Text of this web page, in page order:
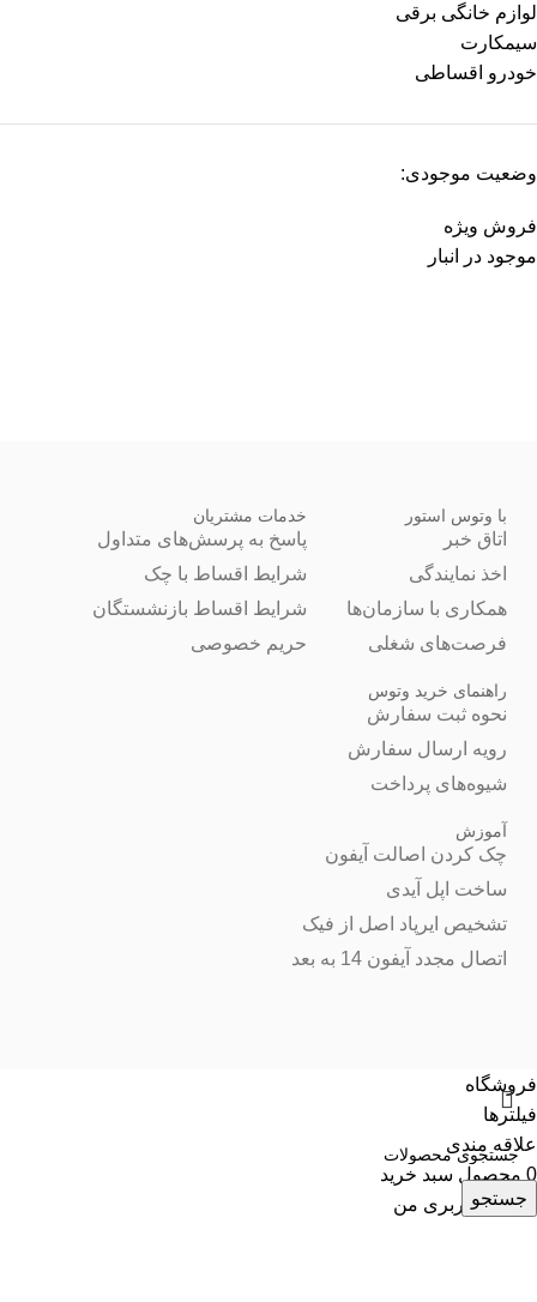
لوازم خانگی برقی
سیمکارت
خودرو اقساطی
وضعیت موجودی:
فروش ویژه
موجود در انبار
با وتوس استور
اتاق خبر
اخذ نمایندگی
همکاری با سازمان‌ها
فرصت‌های شغلی
خدمات مشتریان
پاسخ به پرسش‌های متداول
شرایط اقساط با چک
شرایط اقساط بازنشستگان
حریم خصوصی
راهنمای خرید وتوس
نحوه ثبت سفارش
رویه ارسال سفارش
شیوه‌های پرداخت
آموزش
چک کردن اصالت آیفون
ساخت اپل آیدی
تشخیص ایرپاد اصل از فیک
اتصال مجدد آیفون 14 به بعد
جستجو
فروشگاه
فیلترها
علاقه مندی
0 محصول سبد خرید
حساب کاربری من